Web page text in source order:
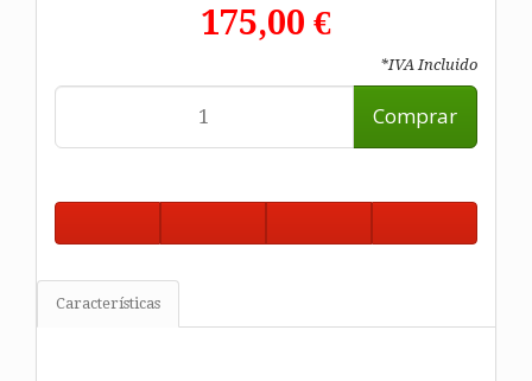
175,00 €
*IVA Incluido
Comprar
Características